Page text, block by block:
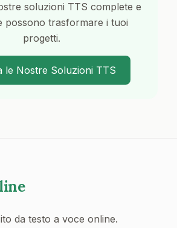
soluzioni TTS complete e
possono trasformare i tuoi
progetti.
le Nostre Soluzioni TTS
da testo a voce online.